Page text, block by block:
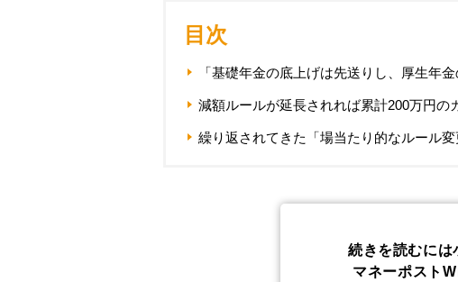
目次
「基礎年金の底上げは先送りし、厚生年
減額ルールが延長されれば累計200万円の
繰り返されてきた「場当たり的なルール変
続きを読むには
マネーポスト